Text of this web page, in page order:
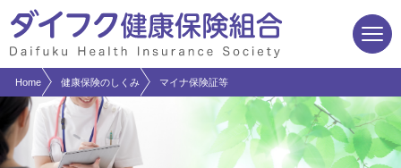
Home 健康保険のしくみ マイナ保険証等